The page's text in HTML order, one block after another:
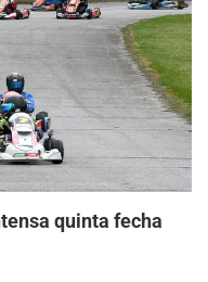
quinta fecha